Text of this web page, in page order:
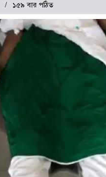
১৫৯ বার পঠিত